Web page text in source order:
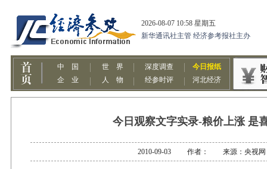
今日观察文字实录-粮价上涨 是
2010-09-03 作者： 来源：央视网